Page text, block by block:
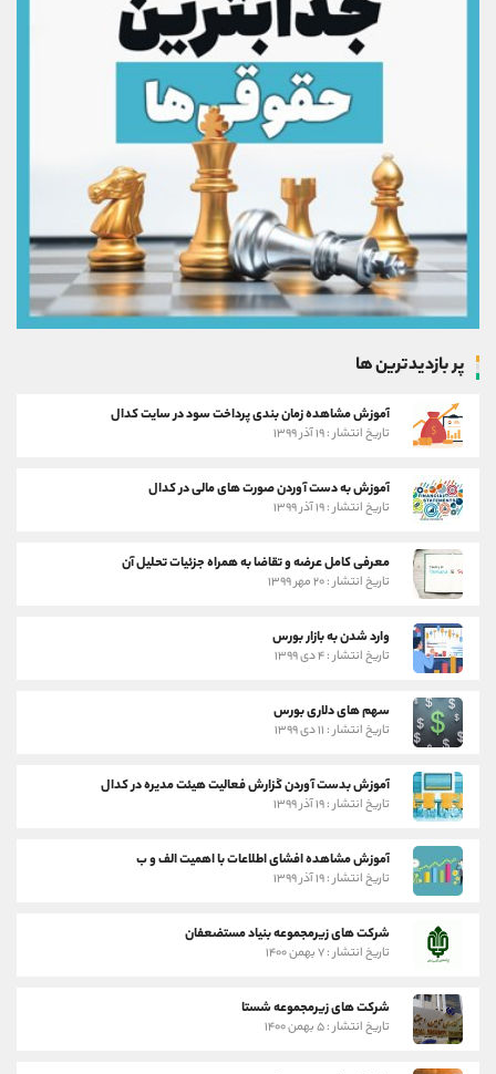
پر بازدیدترین ها
آموزش مشاهده زمان بندی پرداخت سود در سایت کدال
تاریخ انتشار : ۱۹ آذر ۱۳۹۹
آموزش به دست آوردن صورت های مالی در کدال
تاریخ انتشار : ۱۹ آذر ۱۳۹۹
معرفی کامل عرضه و تقاضا به همراه جزئیات تحلیل آن
تاریخ انتشار : ۲۰ مهر ۱۳۹۹
وارد شدن به بازار بورس
تاریخ انتشار : ۴ دی ۱۳۹۹
سهم های دلاری بورس
تاریخ انتشار : ۱۱ دی ۱۳۹۹
آموزش بدست آوردن گزارش فعالیت هیئت مدیره در کدال
تاریخ انتشار : ۱۹ آذر ۱۳۹۹
آموزش مشاهده افشای اطلاعات با اهمیت الف و ب
تاریخ انتشار : ۱۹ آذر ۱۳۹۹
شرکت های زیرمجموعه بنیاد مستضعفان
تاریخ انتشار : ۷ بهمن ۱۴۰۰
شرکت های زیرمجموعه شستا
تاریخ انتشار : ۵ بهمن ۱۴۰۰